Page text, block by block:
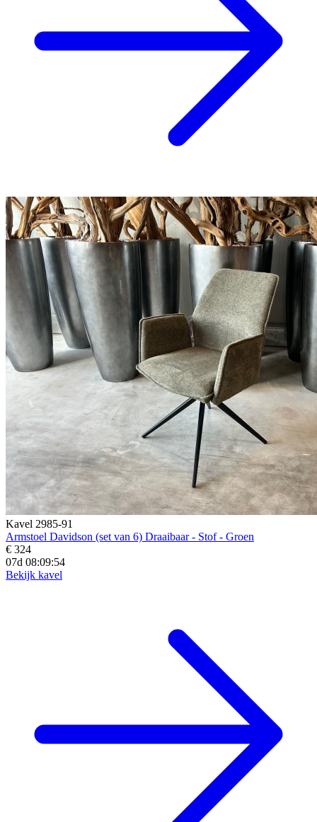
Kavel 2985-91
Armstoel Davidson (set van 6) Draaibaar - Stof - Groen
€ 324
07d 08:09:52
Bekijk kavel